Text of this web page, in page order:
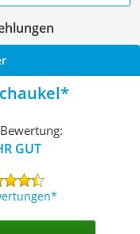
GUT